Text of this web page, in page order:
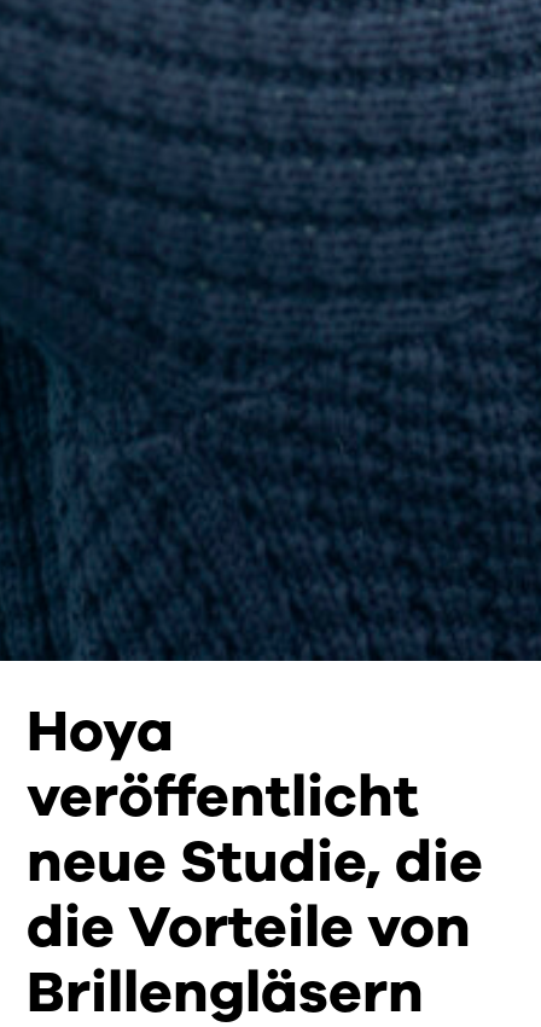
Hoya
veröffentlicht
neue Studie, die
die Vorteile von
Brillengläsern